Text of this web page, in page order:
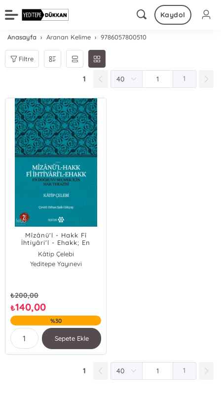
Kaydol
Anasayfa Aranan Kelime 9786057800510
Filtre
1 1
Mîzânü'l - Hakk Fî
İhtiyâri'l - Ehakk; En
Doğruyu Seçmek İçin Hak
Terazisi
Kâtip Çelebi
Yeditepe Yayınevi
₺200,00
₺140,00
%30
Sepete Ekle
1 1